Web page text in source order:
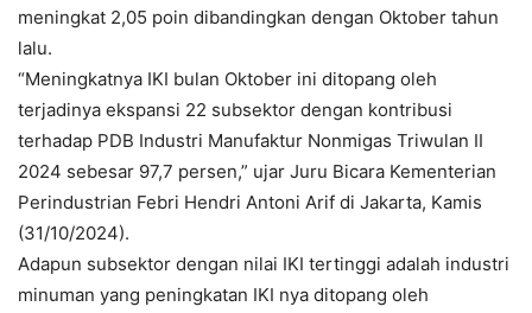
meningkat 2,05 poin dibandingkan dengan Oktober tahun
lalu.
“Meningkatnya IKI bulan Oktober ini ditopang oleh
terjadinya ekspansi 22 subsektor dengan kontribusi
terhadap PDB Industri Manufaktur Nonmigas Triwulan II
2024 sebesar 97,7 persen,” ujar Juru Bicara Kementerian
Perindustrian Febri Hendri Antoni Arif di Jakarta, Kamis
(31/10/2024).
Adapun subsektor dengan nilai IKI tertinggi adalah industri
minuman yang peningkatan IKI nya ditopang oleh